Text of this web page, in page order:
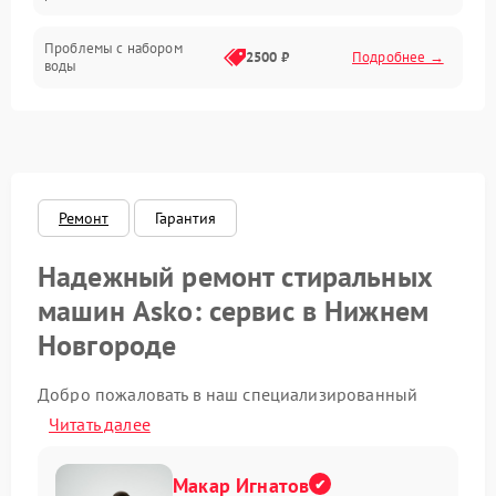
Проблемы с набором
воды
2500 ₽ Подробнее →
Ремонт Гарантия
Надежный ремонт стиральных
машин Asko: сервис в Нижнем
Новгороде
Добро пожаловать в наш специализированный
центр. Если машина Asko начала работать
нестабильно или появилась ошибка на дисплее —
сохранить ресурс техники и избежать серьезных
Читать далее
Макар Игнатов